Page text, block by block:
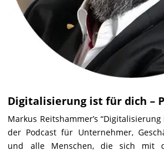
Digitalisierung ist für dich –
Markus Reitshammer’s
der Podcast für Unternehmer,
und alle Menschen, die sich mit